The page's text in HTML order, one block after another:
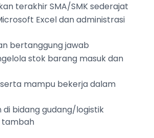
terakhir SMA/SMK sederajat
Excel dan administrasi
bertanggung jawab
stok barang masuk dan
mampu bekerja dalam
di bidang gudang/logistik
tambah